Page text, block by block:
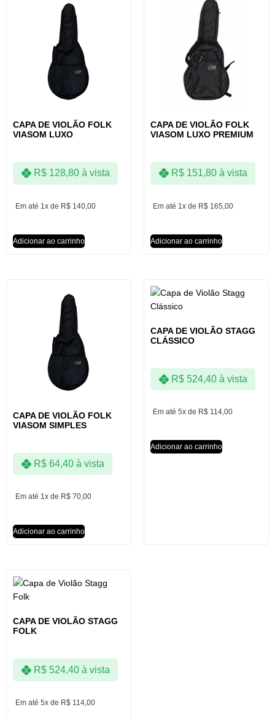
CAPA DE VIOLÃO FOLK
VIASOM LUXO
Em até 1x de R$ 140,00
R$128,80 à vista
Adicionar ao carrinho
CAPA DE VIOLÃO FOLK
VIASOM LUXO PREMIUM
Em até 1x de R$ 165,00
R$151,80 à vista
Adicionar ao carrinho
CAPA DE VIOLÃO FOLK
VIASOM SIMPLES
Em até 1x de R$ 70,00
R$64,40 à vista
Adicionar ao carrinho
CAPA DE VIOLÃO STAGG
CLÁSSICO
Em até 5x de R$ 114,00
R$524,40 à vista
Adicionar ao carrinho
CAPA DE VIOLÃO STAGG
FOLK
Em até 5x de R$ 114,00
R$524,40 à vista